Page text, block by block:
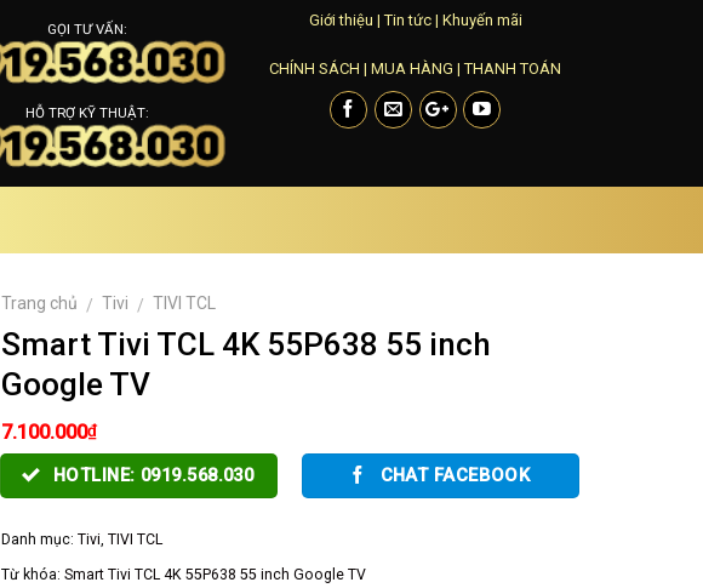
GỌI TƯ VẤN:
HỖ TRỢ KỸ THUẬT:
Giới thiệu |Tin tức| Khuyến mãi
CHÍNH SÁCH |MUA HÀNG |THANH TOÁN
Trang chủ / Tivi / TIVI TCL
Smart Tivi TCL 4K 55P638 55 inch
Google TV
7.100.000₫
HOTLINE: 0919.568.030 CHAT FACEBOOK
Danh mục: Tivi, TIVI TCL
Từ khóa: Smart Tivi TCL 4K 55P638 55 inch Google TV